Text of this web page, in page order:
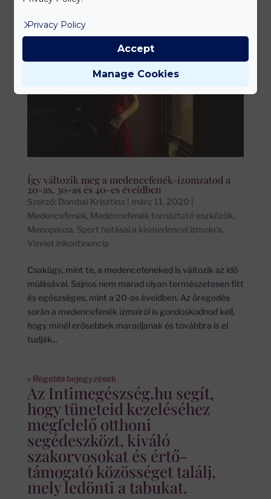
Így változik meg a medencefenék-izomzatod a
20-as, 30-as és 40-es éveidben
Szerző: Dombai Krisztina márc 11, 2020
Medencefenék, Medencefenék tornáztató eszközök,
Menopauza, Sport hatásai a kismedencei izmokra,
Vizelet inkontinencia
Csakúgy, mint te, a medencefeneked is változik az idő
múlásával. Sajnos nem marad olyan természetesen fitt
és egészséges, mint a 20-as éveidben. Az öregedés
során a medencefenék izmairól is gondoskodnod kell,
hogy minél erősebbek maradjanak és továbbra is el
tudják...
« Régebbi bejegyzések
Az Intimegészség.hu segít,
hogy tüneteid kezeléséhez
megfelelő otthoni
segédeszközt, kiváló
szakorvosokat és értő-
támogató közösséget találj,
mely ledönti a tabukat.
Privacy Policy
Manage Cookies
Accept